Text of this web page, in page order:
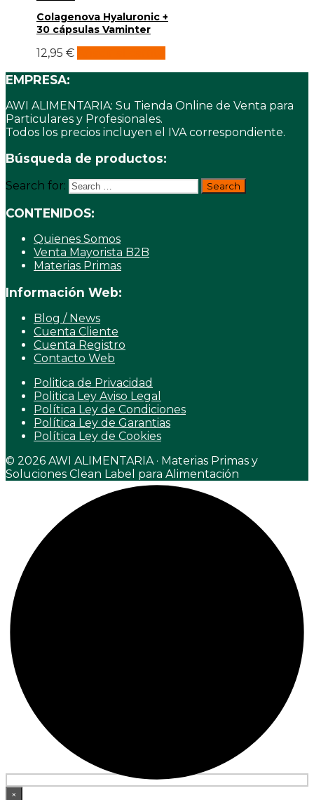
Colagenova Hyaluronic +
30 cápsulas Vaminter
12,95 €
EMPRESA:
AWI ALIMENTARIA: Su Tienda Online de Venta para
Particulares y Profesionales.
Todos los precios incluyen el IVA correspondiente.
Búsqueda de productos:
Search for:
CONTENIDOS:
Quienes Somos
Venta Mayorista B2B
Materias Primas
Información Web:
Blog / News
Cuenta Cliente
Cuenta Registro
Contacto Web
Politica de Privacidad
Politica Ley Aviso Legal
Política Ley de Condiciones
Política Ley de Garantias
Política Ley de Cookies
© 2026 AWI ALIMENTARIA · Materias Primas y
Soluciones Clean Label para Alimentación
×